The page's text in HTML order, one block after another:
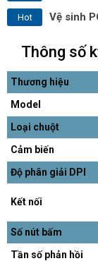
Hot Vệ sinh
Thông số
Thương hiệu
Model
Loại chuột
Cảm biến
Độ phân giải DPI
Kết nối
Số nút bấm
Tần số phản hồi